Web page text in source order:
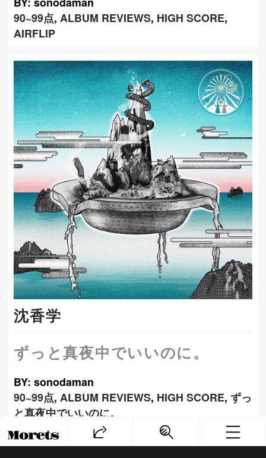
90~99点,ALBUM REVIEWS, HIGH SCORE,
AIRFLIP
沈香学
ずっと真夜中でいいのに。
BY: sonodaman
90~99点,ALBUM REVIEWS, HIGH SCORE,ずっ
と真夜中でいいのに。
PREV NEXT